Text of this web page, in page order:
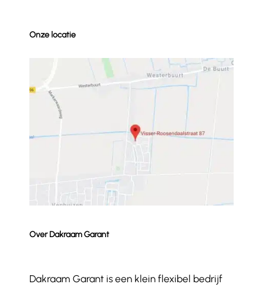
Onze locatie
Over Dakraam Garant
Dakraam Garant is een klein flexibel bedrijf